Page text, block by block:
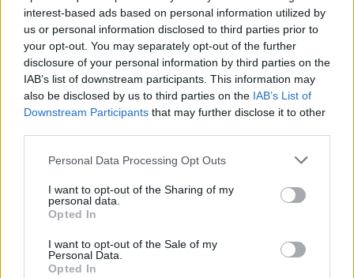
interest-based ads based on personal information utilized by
us or personal information disclosed to third parties prior to
your opt-out. You may separately opt-out of the further
disclosure of your personal information by third parties on the
IAB’s list of downstream participants. This information may
also be disclosed by us to third parties on the IAB’s List of
Downstream Participants that may further disclose it to other
Personal Data Processing Opt Outs
I want to opt-out of the Sharing of my
personal data.
Opted In
I want to opt-out of the Sale of my
Personal Data.
Opted In
Tre Kronor lähtee haastamaan 4
Nationsin suosikkeja – näillä
4 Nations: Suomi – Ruotsi